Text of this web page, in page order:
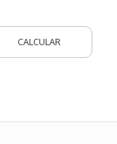
CALCULAR